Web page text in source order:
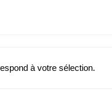
à votre sélection.